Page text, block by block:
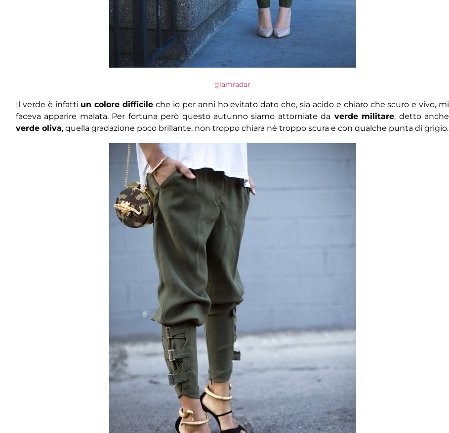
glamradar
Il verde è infatti un colore difficile che io per anni ho evitato dato che, sia acido e chiaro che scuro e vivo, mi
faceva apparire malata. Per fortuna però questo autunno siamo attorniate da verde militare, detto anche
verde oliva, quella gradazione poco brillante, non troppo chiara né troppo scura e con qualche punta di grigio.